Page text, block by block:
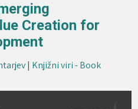
Creation for
| Knjižni viri - Book